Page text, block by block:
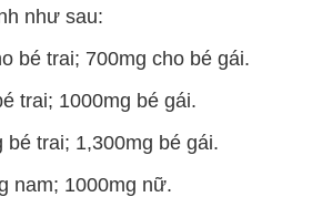
như sau:
bé trai; 700mg cho bé gái.
trai; 1000mg bé gái.
bé trai; 1,300mg bé gái.
nam; 1000mg nữ.